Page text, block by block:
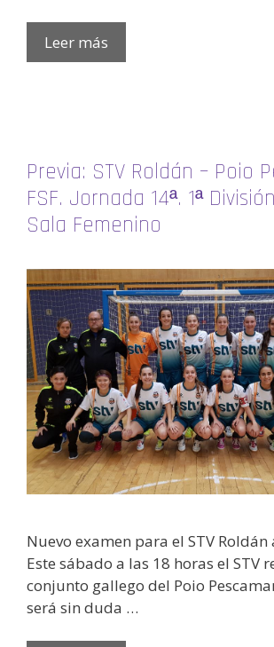
Leer más
Previa: STV Roldán – Poio
FSF. Jornada 14ª. 1ª
Sala Femenino
Nuevo examen para el STV Roldán
Este sábado a las 18 horas el STV
conjunto gallego del Poio
será sin duda …